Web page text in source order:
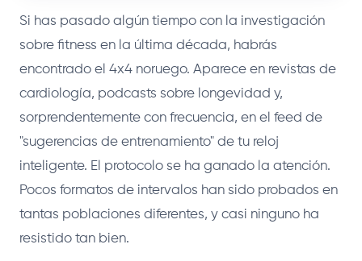
Si has pasado algún tiempo con la investigación
sobre fitness en la última década, habrás
encontrado el 4x4 noruego. Aparece en revistas de
cardiología, podcasts sobre longevidad y,
sorprendentemente con frecuencia, en el feed de
"sugerencias de entrenamiento" de tu reloj
inteligente. El protocolo se ha ganado la atención.
Pocos formatos de intervalos han sido probados en
tantas poblaciones diferentes, y casi ninguno ha
resistido tan bien.